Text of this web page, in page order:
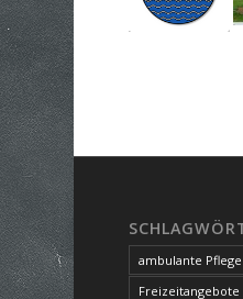
ambulante Pflege
Freizeitangebote